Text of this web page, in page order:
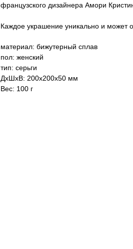
французского дизайнера Амори
Каждое украшение уникально и может
материал: бижутерный сплав
пол: женский
тип: серьги
ДxШxВ: 200x200x50 мм
Вес: 100 г